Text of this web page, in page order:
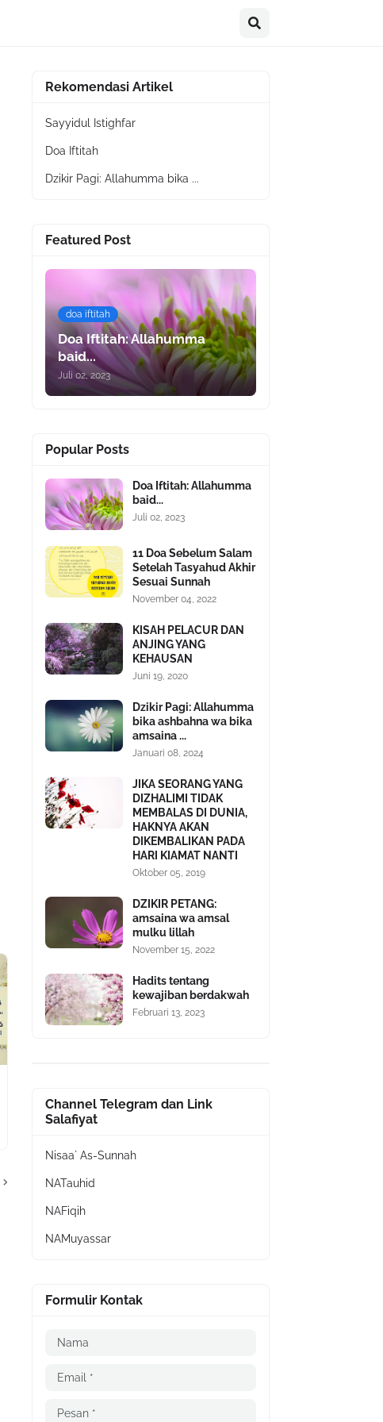
Rekomendasi Artikel
Sayyidul Istighfar
Doa Iftitah
Dzikir Pagi: Allahumma bika ...
Featured Post
doa iftitah
Doa Iftitah: Allahumma
baid...
Juli 02, 2023
Popular Posts
Doa Iftitah: Allahumma
baid...
Juli 02, 2023
11 Doa Sebelum Salam
Setelah Tasyahud Akhir
Sesuai Sunnah
November 04, 2022
KISAH PELACUR DAN
ANJING YANG
KEHAUSAN
Juni 19, 2020
Dzikir Pagi: Allahumma
bika ashbahna wa bika
amsaina ...
Januari 08, 2024
JIKA SEORANG YANG
DIZHALIMI TIDAK
MEMBALAS DI DUNIA,
HAKNYA AKAN
DIKEMBALIKAN PADA
HARI KIAMAT NANTI
Oktober 05, 2019
DZIKIR PETANG:
amsaina wa amsal
mulku lillah
November 15, 2022
Hadits tentang
kewajiban berdakwah
Februari 13, 2023
Channel Telegram dan Link
Salafiyat
Nisaa` As-Sunnah
NATauhid
NAFiqih
NAMuyassar
Formulir Kontak